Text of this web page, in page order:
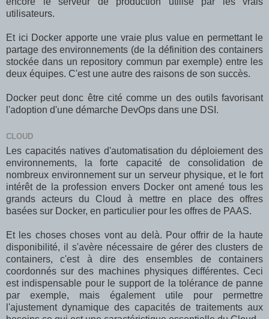
utilisateurs.
Et ici Docker apporte une vraie plus value en permettant le
partage des environnements (de la définition des containers
stockée dans un repository commun par exemple) entre les
deux équipes. C'est une autre des raisons de son succès.
Docker peut donc être cité comme un des outils favorisant
l'adoption d'une démarche DevOps dans une DSI.
CLOUD
Les capacités natives d'automatisation du déploiement des
environnements, la forte capacité de consolidation de
nombreux environnement sur un serveur physique, et le fort
intérêt de la profession envers Docker ont amené tous les
grands acteurs du Cloud à mettre en place des offres
basées sur Docker, en particulier pour les offres de PAAS.
Et les choses choses vont au delà. Pour offrir de la haute
disponibilité, il s'avère nécessaire de gérer des clusters de
containers, c'est à dire des ensembles de containers
coordonnés sur des machines physiques différentes. Ceci
est indispensable pour le support de la tolérance de panne
par exemple, mais également utile pour permettre
l'ajustement dynamique des capacités de traitements aux